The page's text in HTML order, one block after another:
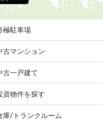
極駐車場
古マンション
古一戸建て
資物件を探す
庫/トランクルーム